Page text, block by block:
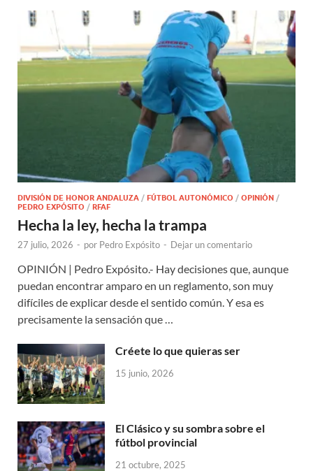
DIVISIÓN DE HONOR ANDALUZA / FÚTBOL AUTONÓMICO / OPINIÓN /
PEDRO EXPÓSITO / RFAF
Hecha la ley, hecha la trampa
27 julio, 2026 - por Pedro Expósito - Dejar un comentario
OPINIÓN | Pedro Expósito.- Hay decisiones que, aunque
puedan encontrar amparo en un reglamento, son muy
difíciles de explicar desde el sentido común. Y esa es
precisamente la sensación que …
Créete lo que quieras ser
15 junio, 2026
El Clásico y su sombra sobre el
fútbol provincial
21 octubre, 2025